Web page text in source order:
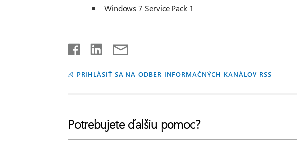
Windows 7 Service Pack 1
PRIHLÁSIŤ SA NA ODBER INFORMAČNÝCH KANÁLOV RSS
Potrebujete ďalšiu pomoc?